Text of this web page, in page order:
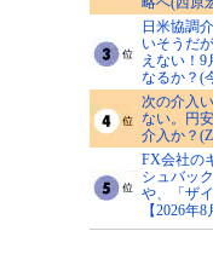
日米協調
いそうだ
えない！9
なるか？(
次の介入
ない。円
介入か？
FX会社の
シュバッ
や、「ザ
【2026年